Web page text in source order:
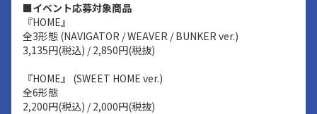
■イベント応募対象商品
『HOME』
全3形態 (NAVIGATOR / WEAVER / BUNKER ver.)
3,135円(税込) / 2,850円(税抜)
『HOME』 (SWEET HOME ver.)
全6形態
2,200円(税込) / 2,000円(税抜)